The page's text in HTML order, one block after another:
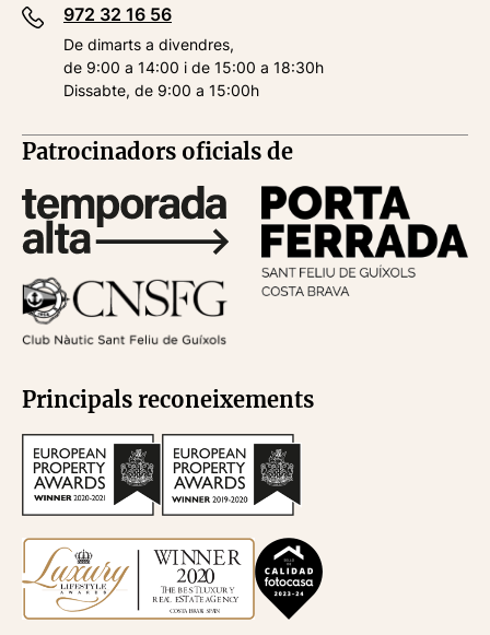
972 32 16 56
De dimarts a divendres,
de 9:00 a 14:00 i de 15:00 a 18:30h
Dissabte, de 9:00 a 15:00h
Patrocinadors oficials de
Principals reconeixements